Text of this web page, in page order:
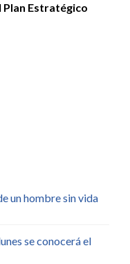
Plan Estratégico
un hombre sin vida
se conocerá el